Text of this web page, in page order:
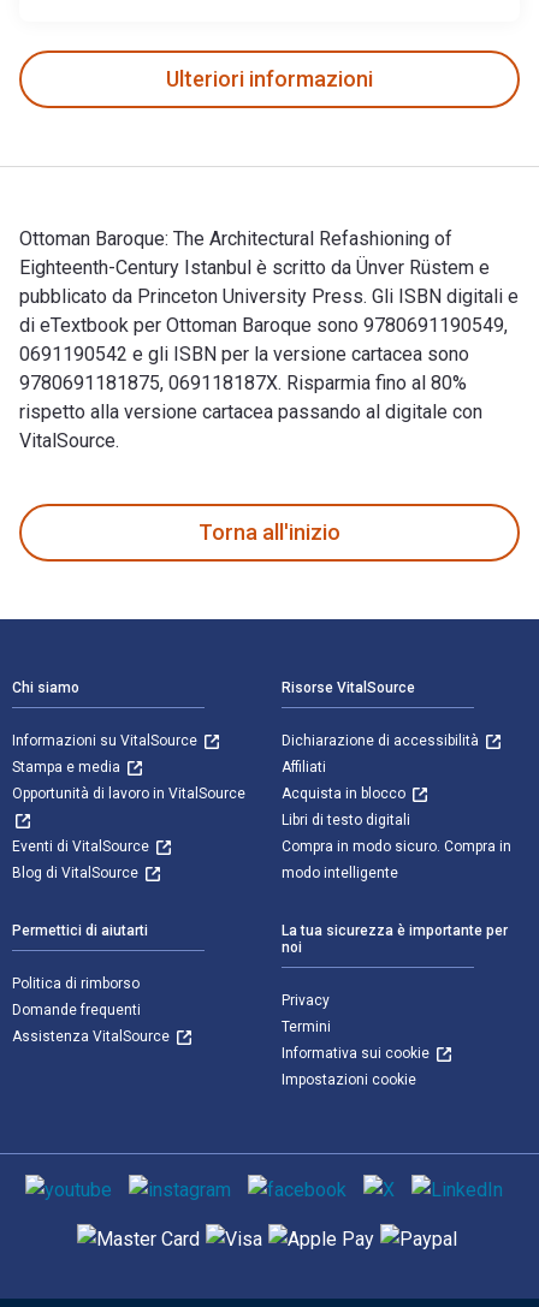
Ulteriori informazioni
Ottoman Baroque: The Architectural Refashioning of
Eighteenth-Century Istanbul è scritto da Ünver Rüstem e
pubblicato da Princeton University Press. Gli ISBN digitali e
di eTextbook per Ottoman Baroque sono 9780691190549,
0691190542 e gli ISBN per la versione cartacea sono
9780691181875, 069118187X. Risparmia fino al 80%
rispetto alla versione cartacea passando al digitale con
VitalSource.
Torna all'inizio
Chi siamo
Informazioni su VitalSource
Stampa e media
Opportunità di lavoro in VitalSource
Eventi di VitalSource
Blog di VitalSource
Risorse VitalSource
Dichiarazione di accessibilità
Affiliati
Acquista in blocco
Libri di testo digitali
Compra in modo sicuro. Compra in
modo intelligente
Permettici di aiutarti
Politica di rimborso
Domande frequenti
Assistenza VitalSource
La tua sicurezza è importante per
noi
Privacy
Termini
Informativa sui cookie
Impostazioni cookie
Mezzi sociali
Metodi di pagamento supportati